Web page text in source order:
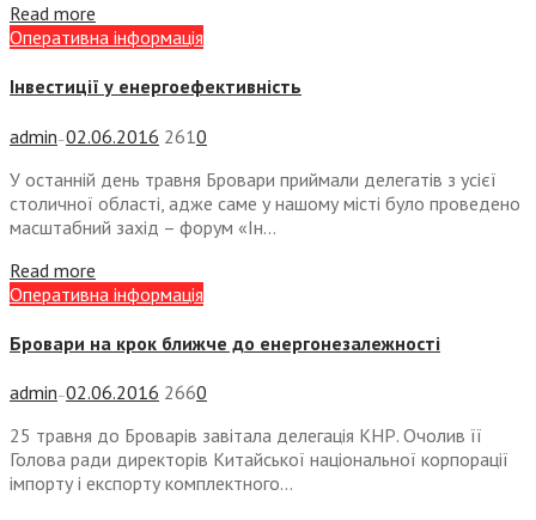
Read more
Оперативна інформація
Інвестиції у енергоефективність
admin —02.06.2016 2610
У останній день травня Бровари приймали делегатів з усієї
столичної області, адже саме у нашому місті було проведено
масштабний захід – форум «Ін...
Read more
Оперативна інформація
Бровари на крок ближче до енергонезалежності
admin —02.06.2016 2660
25 травня до Броварів завітала делегація КНР. Очолив її
Голова ради директорів Китайської національної корпорації
імпорту і експорту комплектного...